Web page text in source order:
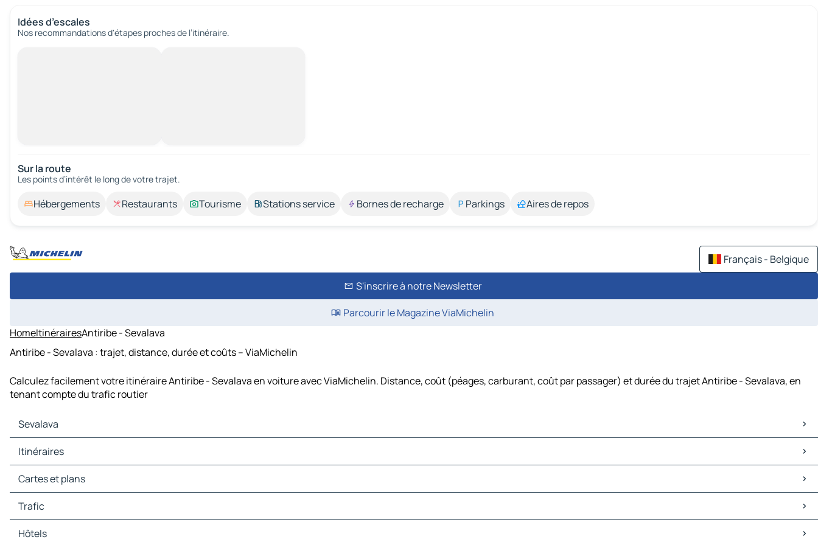
Idées d’escales
Nos recommandations d'étapes proches de l’itinéraire.
Sur la route
Les points d’intérêt le long de votre trajet.
Hébergements Restaurants Tourisme Stations service Bornes de recharge Parkings Aires de repos
Français - Belgique
S'inscrire à notre Newsletter
Parcourir le Magazine ViaMichelin
HomeItinérairesAntiribe - Sevalava
Antiribe - Sevalava : trajet, distance, durée et coûts – ViaMichelin
Calculez facilement votre itinéraire Antiribe - Sevalava en voiture avec ViaMichelin. Distance, coût (péages, carburant, coût par passager) et durée du trajet Antiribe - Sevalava, en
tenant compte du trafic routier
Sevalava
Sevalava Cartes et plans
Sevalava Trafic
Sevalava Hôtels
Sevalava Restaurants
Sevalava Stations-service
Itinéraires
Itinéraires Sevalava - Ambatomivary
Itinéraires Sevalava - Beampombo II
Itinéraires Sevalava - Maroviro
Itinéraires Sevalava - Antiribe
Itinéraires Sevalava - Andriabe
Cartes et plans
Cartes et plans Ambatomivary
Cartes et plans Beampombo II
Cartes et plans Maroviro
Cartes et plans Antiribe
Trafic
Trafic Ambatomivary
Trafic Beampombo II
Hôtels